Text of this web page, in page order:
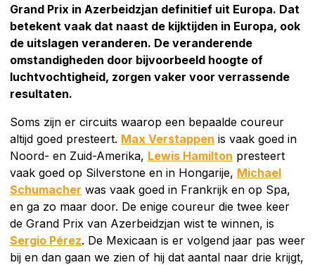
Grand Prix in Azerbeidzjan definitief uit Europa. Dat
betekent vaak dat naast de kijktijden in Europa, ook
de uitslagen veranderen. De veranderende
omstandigheden door bijvoorbeeld hoogte of
luchtvochtigheid, zorgen vaker voor verrassende
resultaten.
Soms zijn er circuits waarop een bepaalde coureur
altijd goed presteert. Max Verstappen is vaak goed in
Noord- en Zuid-Amerika, Lewis Hamilton presteert
vaak goed op Silverstone en in Hongarije, Michael
Schumacher was vaak goed in Frankrijk en op Spa,
en ga zo maar door. De enige coureur die twee keer
de Grand Prix van Azerbeidzjan wist te winnen, is
Sergio Pérez. De Mexicaan is er volgend jaar pas weer
bij en dan gaan we zien of hij dat aantal naar drie krijgt,